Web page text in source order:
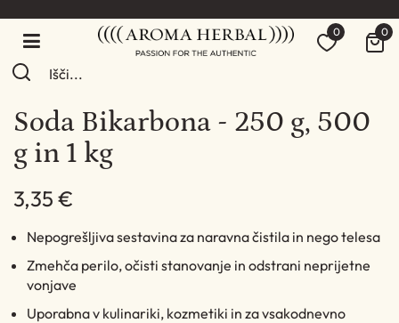
0 0
Soda Bikarbona - 250 g, 500
g in 1 kg
3,35 €
Nepogrešljiva sestavina za naravna čistila in nego telesa
Zmehča perilo, očisti stanovanje in odstrani neprijetne
vonjave
Uporabna v kulinariki, kozmetiki in za vsakodnevno